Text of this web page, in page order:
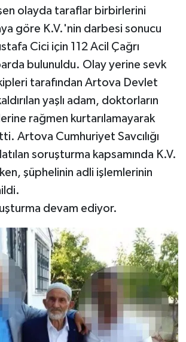
olayda taraflar birbirlerini
göre K.V.'nin darbesi sonucu
Cici için 112 Acil Çağrı
bulunuldu. Olay yerine sevk
tarafından Artova Devlet
yaşlı adam, doktorların
rağmen kurtarılamayarak
Artova Cumhuriyet Savcılığı
soruşturma kapsamında K.V.
şüphelinin adli işlemlerinin
devam ediyor.